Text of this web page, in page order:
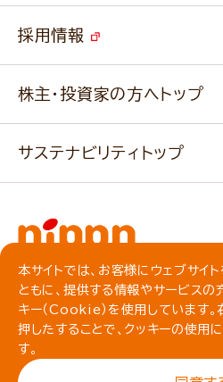
ベジカフェブランドサイト
改善事例
業務用商品のお問合せ
事業紹介
経営理念・経営方針・行動規範・行動
ニップンの歴史
事業場・工場一覧
採用情報
株主・投資家の方へトップ
IR情報
IRライブラリ
株主総会・株式関連情報／社債・格
よくいただくご質問
サステナビリティトップ
基本方針
社会
食育への取り組み
プライバシーポリシー
クッキーポリシー
動作環境について
サイトマップ
本サイトでは、お客様にウェブサイ
ともに、提供する情報やサービスの
キー（Cookie）を使用しています。
押したすることで、クッキーの使用
す。